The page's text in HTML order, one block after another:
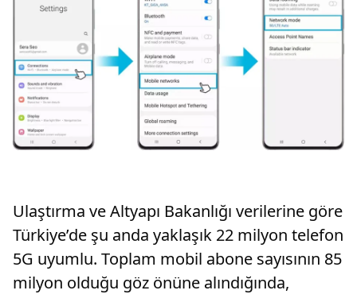
Ulaştırma ve Altyapı Bakanlığı verilerine göre
Türkiye’de şu anda yaklaşık 22 milyon telefon
5G uyumlu. Toplam mobil abone sayısının 85
milyon olduğu göz önüne alındığında,